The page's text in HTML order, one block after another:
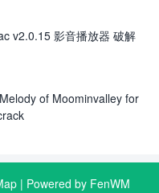
v2.0.15 影音播放器 破解
of Moominvalley for
| Powered by FenWM